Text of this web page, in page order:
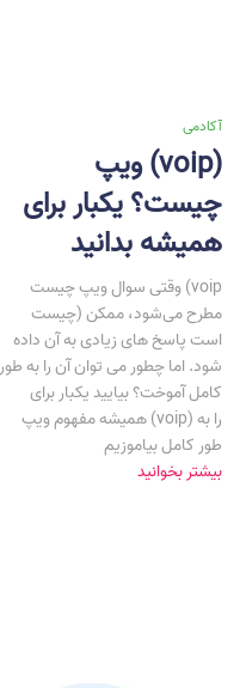
آکادمی
ویپ (voip)
چیست؟ یکبار برای
همیشه بدانید
وقتی سوال ویپ چیست (voip
چیست) مطرح می‌شود، ممکن
است پاسخ های زیادی به آن داده
شود. اما چطور می توان آن را به طور
کامل آموخت؟ بیایید یکبار برای
همیشه مفهوم ویپ (voip) را به
طور کامل بیاموزیم
بیشتر بخوانید